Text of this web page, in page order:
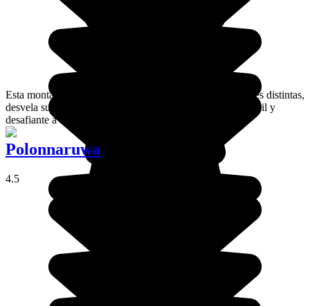
Esta montaña, lugar de peregrinación para cuatro religiones distintas,
desvela su mayor esplendor al amanecer. Una caminata fácil y
desafiante a la vez; ¡no os la debéis perder!
Polonnaruwa
4.5